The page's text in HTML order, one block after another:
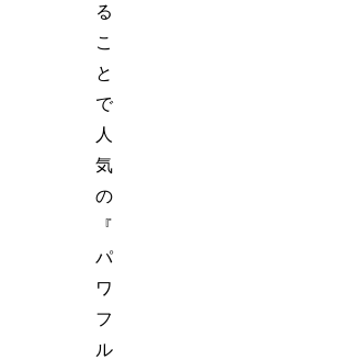
る
こ
と
で
人
気
の
『
パ
ワ
フ
ル